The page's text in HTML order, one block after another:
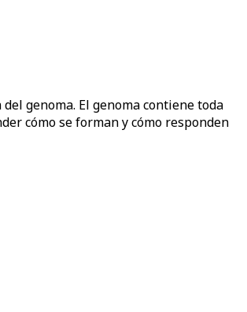
genoma. El genoma contiene toda
cómo se forman y cómo responden